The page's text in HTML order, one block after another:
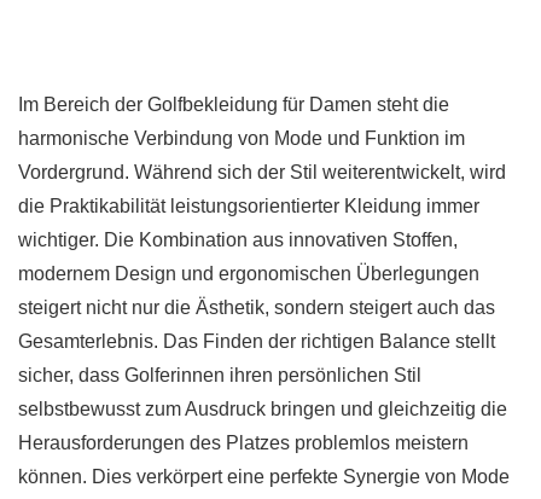
Im Bereich der Golfbekleidung für Damen steht die
harmonische Verbindung von Mode und Funktion im
Vordergrund. Während sich der Stil weiterentwickelt, wird
die Praktikabilität leistungsorientierter Kleidung immer
wichtiger. Die Kombination aus innovativen Stoffen,
modernem Design und ergonomischen Überlegungen
steigert nicht nur die Ästhetik, sondern steigert auch das
Gesamterlebnis. Das Finden der richtigen Balance stellt
sicher, dass Golferinnen ihren persönlichen Stil
selbstbewusst zum Ausdruck bringen und gleichzeitig die
Herausforderungen des Platzes problemlos meistern
können. Dies verkörpert eine perfekte Synergie von Mode